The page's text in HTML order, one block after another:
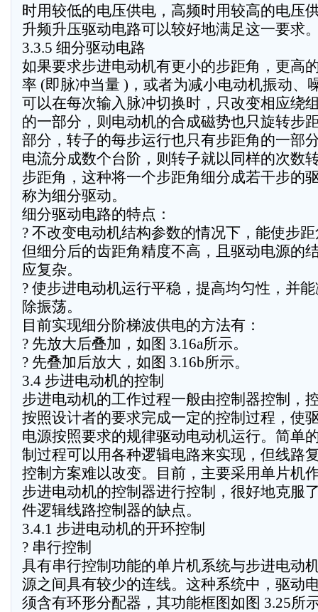
时用较低的电压供电，高频时用较高的电压
升频升压驱动电路可以较好地满足这一要求
3.3.5 细分驱动电路
如果要求步进电动机有更小的步距角，更高
率 (即脉冲当量 )，或者为减小电动机振动、
可以在每次输入脉冲切换时，只改变相应绕
的一部分，则电动机的合成磁势也只旋转步
部分，转子的每步运行也只有步距角的一部
电流分成数个台阶，则转子就以同样的次数
步距角，这种将一个步距角细分成若干步的
称为细分驱动。
细分驱动电路的特点：
? 不改变电动机结构参数的情况下，能使步
但细分后的齿距角精度不高，且驱动电源的
应复杂。
? 使步进电动机运行平稳，提高均匀性，并
除振荡。
目前实现细分阶梯波供电的方法有：
? 先放大后叠加，如图 3.16a所示。
? 先叠加后放大，如图 3.16b所示。
3.4 步进电动机的控制
步进电动机的工作过程一般由控制器控制，
按照设计者的要求完成一定的控制过程，使
电源按照要求的规律驱动电动机运行。简单
制过程可以用各种逻辑电路来实现，但线路
控制方案难以改变。目前，主要采用单片机
步进电动机的控制器进行控制，很好地克服
件逻辑线路控制器的缺点。
3.4.1 步进电动机的开环控制
? 串行控制
具有串行控制功能的单片机系统与步进电动
源之间具有较少的连线。这种系统中，驱动
须含有环形分配器，其功能框图如图 3.25所